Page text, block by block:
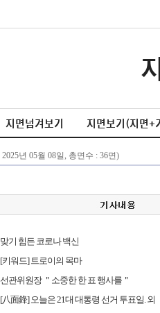
지면넘겨보기 지면보기(지면+
맞기 힘든 코로나 백신
[키워드] 트로이의 목마
선관위원장 ＂소중한 한 표 행사를＂
[八面鋒] 오늘은 21대 대통령 선거 투표일. 외